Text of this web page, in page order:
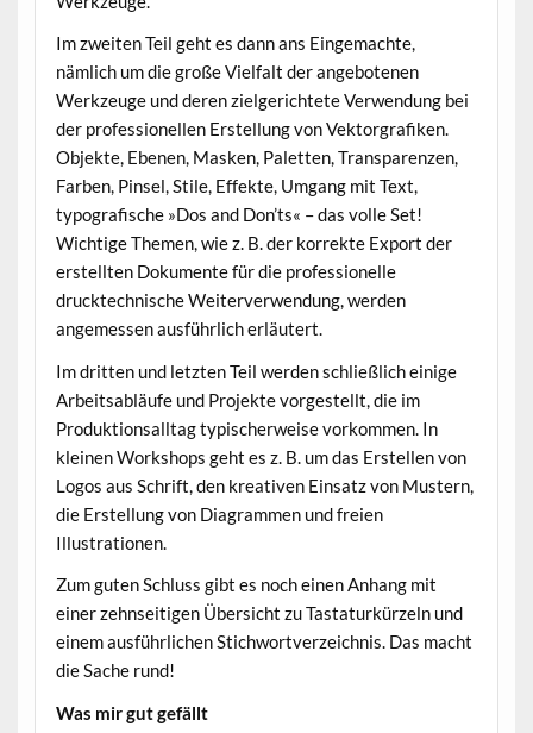
Im zweiten Teil geht es dann ans Eingemachte,
nämlich um die große Vielfalt der angebotenen
Werkzeuge und deren zielgerichtete Verwendung bei
der professionellen Erstellung von Vektorgrafiken.
Objekte, Ebenen, Masken, Paletten, Transparenzen,
Farben, Pinsel, Stile, Effekte, Umgang mit Text,
typografische »Dos and Don’ts« – das volle Set!
Wichtige Themen, wie z. B. der korrekte Export der
erstellten Dokumente für die professionelle
drucktechnische Weiterverwendung, werden
angemessen ausführlich erläutert.
Im dritten und letzten Teil werden schließlich einige
Arbeitsabläufe und Projekte vorgestellt, die im
Produktionsalltag typischerweise vorkommen. In
kleinen Workshops geht es z. B. um das Erstellen von
Logos aus Schrift, den kreativen Einsatz von Mustern,
die Erstellung von Diagrammen und freien
Illustrationen.
Zum guten Schluss gibt es noch einen Anhang mit
einer zehnseitigen Übersicht zu Tastaturkürzeln und
einem ausführlichen Stichwortverzeichnis. Das macht
die Sache rund!
Was mir gut gefällt